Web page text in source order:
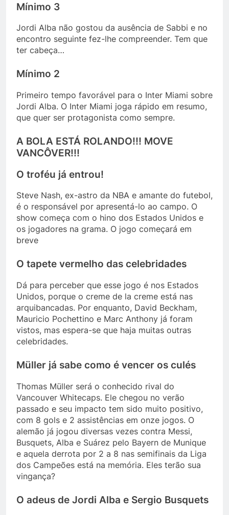
Mínimo 3
Jordi Alba não gostou da ausência de Sabbi e no
encontro seguinte fez-lhe compreender. Tem que
ter cabeça…
Mínimo 2
Primeiro tempo favorável para o Inter Miami sobre
Jordi Alba. O Inter Miami joga rápido em resumo,
que quer ser protagonista como sempre.
A BOLA ESTÁ ROLANDO!!! MOVE
VANCÔVER!!!
O troféu já entrou!
Steve Nash, ex-astro da NBA e amante do futebol,
é o responsável por apresentá-lo ao campo. O
show começa com o hino dos Estados Unidos e
os jogadores na grama. O jogo começará em
breve
O tapete vermelho das celebridades
Dá para perceber que esse jogo é nos Estados
Unidos, porque o creme de la creme está nas
arquibancadas. Por enquanto, David Beckham,
Mauricio Pochettino e Marc Anthony já foram
vistos, mas espera-se que haja muitas outras
celebridades.
Müller já sabe como é vencer os culés
Thomas Müller será o conhecido rival do
Vancouver Whitecaps. Ele chegou no verão
passado e seu impacto tem sido muito positivo,
com 8 gols e 2 assistências em onze jogos. O
alemão já jogou diversas vezes contra Messi,
Busquets, Alba e Suárez pelo Bayern de Munique
e aquela derrota por 2 a 8 nas semifinais da Liga
dos Campeões está na memória. Eles terão sua
vingança?
O adeus de Jordi Alba e Sergio Busquets